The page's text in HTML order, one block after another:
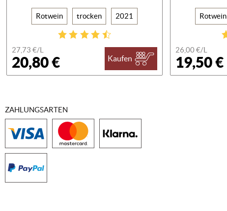
Rotwein trocken 2021
27,73 €/L
20,80 € Kaufen
Rotwein
26,00 €/L
19,50 €
ZAHLUNGSARTEN